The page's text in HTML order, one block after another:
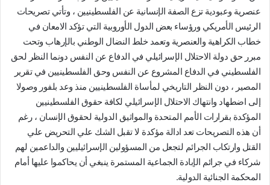
عنصرية وعبودية تزع الصفة الإنسانية عن الفلسطينيين ، وتأتي تصريحات
الرئيس الأمريكي ورؤساء بعض الدول الأوروبية التي تؤكد الامعان في
خطاب الكراهية والعنصرية وتعمد خلط النضال الوطني بالإرهاب وتحت
مبرر حق دولة الاحتلال الإسرائيلي في الدفاع عن النفس دونما النظر لحق
الفلسطيني في الدفاع المشروع عن النفس وحق الفلسطينيين في تقرير
المصير ، دون النظر التاريخي لمأساة الفلسطينيين منذ وعد بلفور وصولا
إلى اضطهاد وانتهاك الاحتلال الإسرائيلي لكافة حقوق الفلسطينيين
المؤكدة بقرارات الأمم المتحدة والمواثيق الدولية لحقوق الإنسان ، رغم
أن هذه التصريحات تعد ادالة مؤكدة لا تقبل الشك علي التحريض علي
القتل وارتكاب الجرائم لتجعل من المسؤولين الإسرائيليين والداعمين لهم
شركاء في جرائم الإبادة الجماعية المستمرة ينبغي أن يحاكموا عليها أمام
المحكمة الجنائية الدولية.